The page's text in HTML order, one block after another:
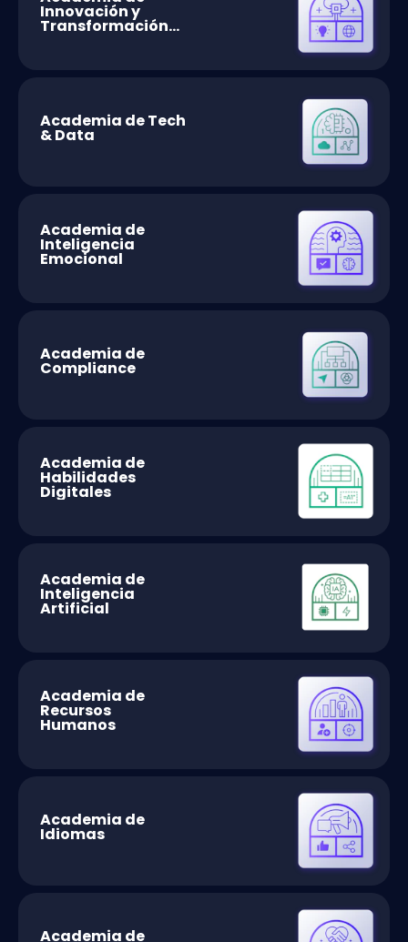
Innovación y
Transformación
Academia de Tech
& Data
Academia de
Inteligencia
Emocional
Academia de
Compliance
Academia de
Habilidades
Digitales
Academia de
Inteligencia
Artificial
Academia de
Recursos
Humanos
Academia de
Idiomas
Academia de